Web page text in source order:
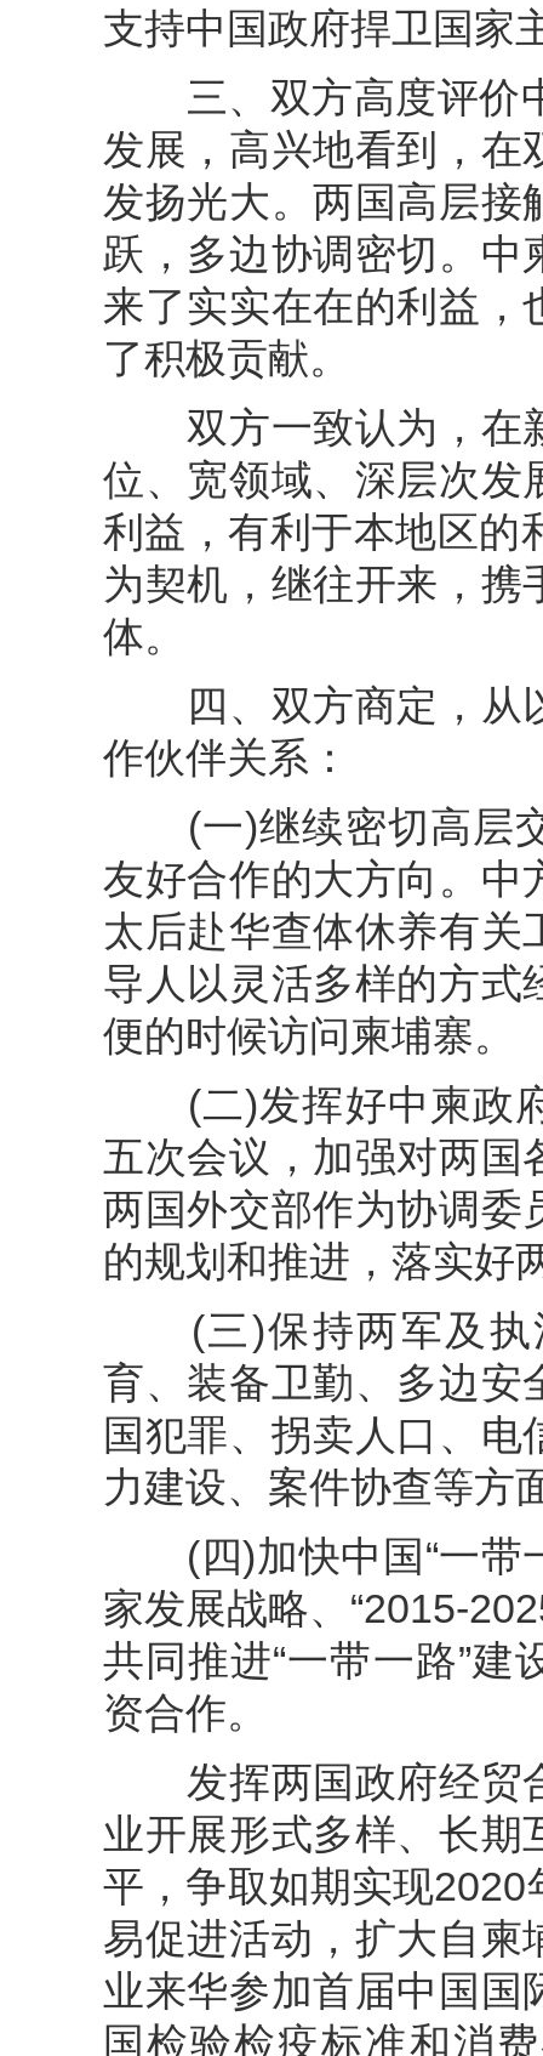
支持中国政府捍卫国家
三、双方高度评价中
发展，高兴地看到，在
发扬光大。两国高层接
跃，多边协调密切。中
来了实实在在的利益，
了积极贡献。
双方一致认为，在
位、宽领域、深层次发
利益，有利于本地区的
为契机，继往开来，携
体。
四、双方商定，从
作伙伴关系：
(一)继续密切高层交
友好合作的大方向。中
太后赴华查体休养有关
导人以灵活多样的方式
便的时候访问柬埔寨。
(二)发挥好中柬政府
五次会议，加强对两国
两国外交部作为协调委
的规划和推进，落实好
(三)保持两军及执
育、装备卫勤、多边安
国犯罪、拐卖人口、
力建设、案件协查等方
(四)加快中国“一带一
家发展战略、“2015-
共同推进“一带一路”
资合作。
发挥两国政府经贸
业开展形式多样、长期
平，争取如期实现
易促进活动，扩大自柬
业来华参加首届中国国
国检验检疫标准和消